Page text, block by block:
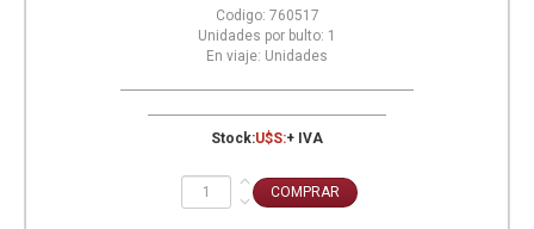
Codigo: 760517
Unidades por bulto: 1
En viaje: Unidades
Stock:U$S:+ IVA